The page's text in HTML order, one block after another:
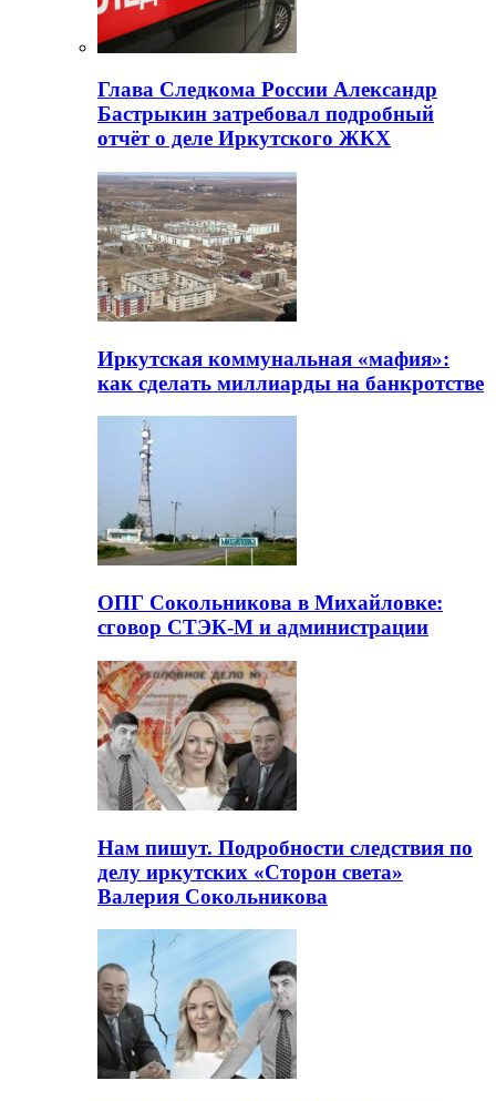
Глава Следкома России Александр
Бастрыкин затребовал подробный
отчёт о деле Иркутского ЖКХ
Иркутская коммунальная «мафия»:
как сделать миллиарды на банкротстве
ОПГ Сокольникова в Михайловке:
сговор СТЭК-М и администрации
Нам пишут. Подробности следствия по
делу иркутских «Сторон света»
Валерия Сокольникова